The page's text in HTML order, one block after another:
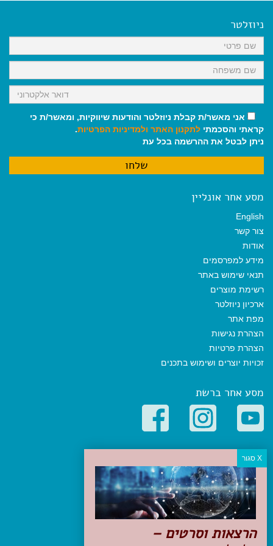
k
p
m
ניוזלטר
אני מאשר/ת קבלת ניוזלטר והודעות שיווקיות, ומאשר/ת כי
קראתי והסכמתי לתקנון האתר ולמדיניות הפרטיות.
ניתן לבטל את ההרשמה בכל עת
מסע אחר אונליין
English
צור קשר
אודות
מידע למפרסמים
תנאי שימוש באתר
רשימת מוצרים
ארכיון ניוזלטר
מפת אתר
הצהרת נגישות
הצהרת פרטיות
זכויות יוצרים ושימוש בתכנים
מסע אחר ברשת
קטגוריות פופולריות
יעדים
טיולים בישראל
מלונות בוטיק בישראל
טיפים והמלצות
הכנות לנסיעה
הרצאות וסרטים –